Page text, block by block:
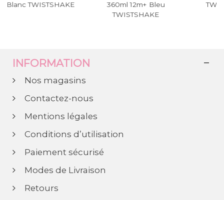
12m+ Bleu
TWISTSHAKE Blanc
INFORMATION
Nos magasins
Contactez-nous
Mentions légales
Conditions d’utilisation
Paiement sécurisé
Modes de Livraison
Retours